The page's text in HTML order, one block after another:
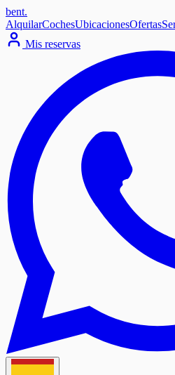
bent.
AlquilarCochesUbicacionesOfertas
Mis reservas